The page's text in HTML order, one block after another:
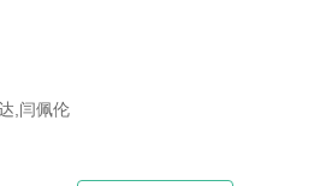
,闫佩伦